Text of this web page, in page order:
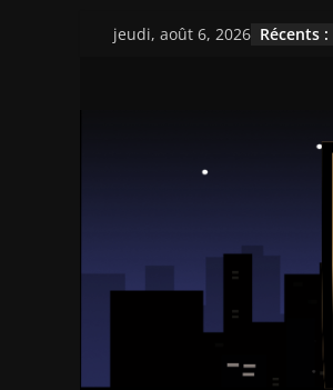
Passerjeudi, août 6, 2026 Récents :